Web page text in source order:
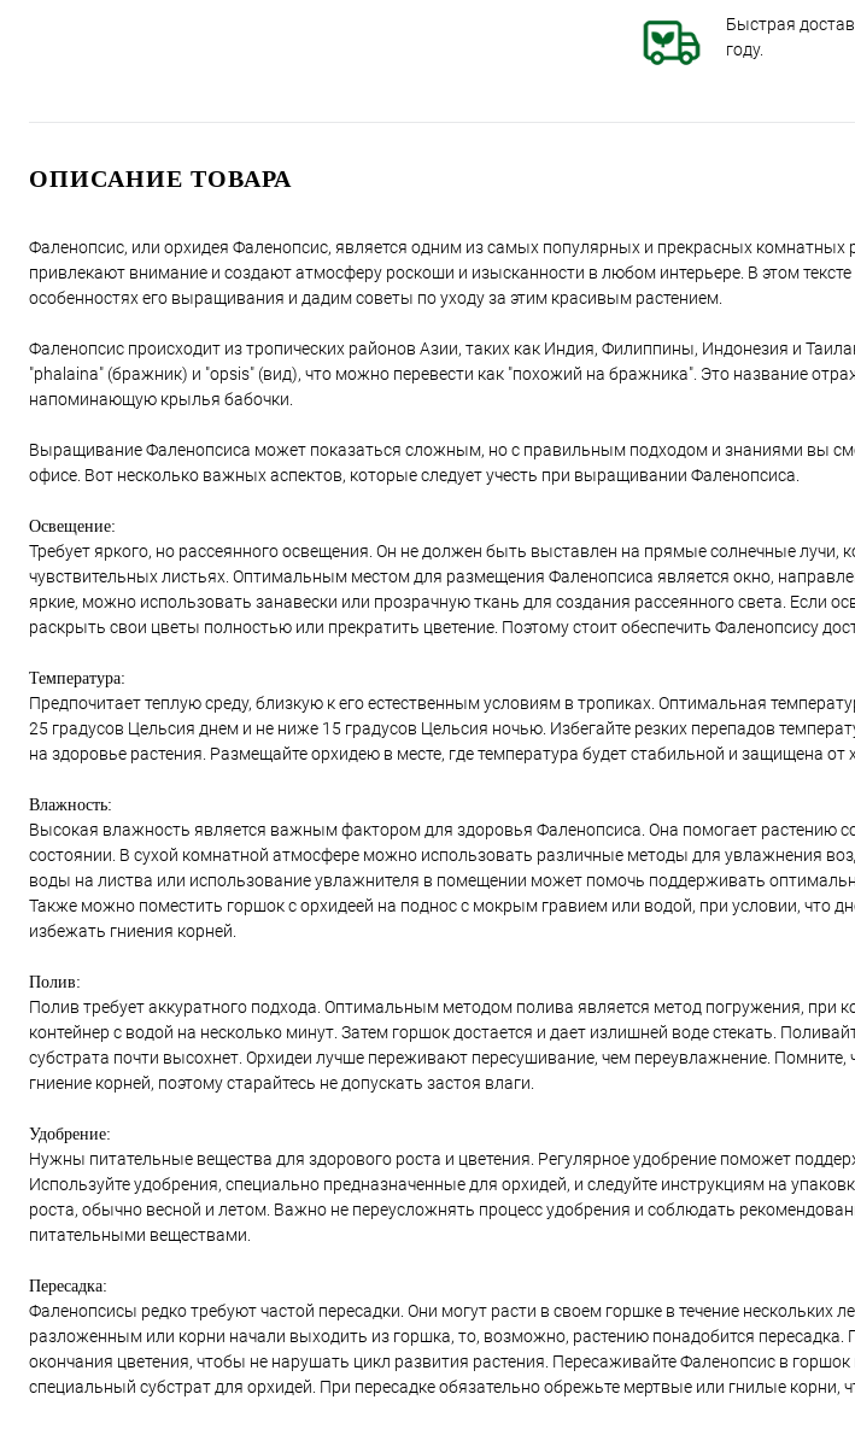
Быстрая
году.
ОПИСАНИЕ ТОВАРА
Фаленопсис, или орхидея Фаленопсис, является одним из самых популярных и прекрасных комнатных
привлекают внимание и создают атмосферу роскоши и изысканности в любом интерьере. В этом
особенностях его выращивания и дадим советы по уходу за этим красивым растением.
Фаленопсис происходит из тропических районов Азии, таких как Индия, Филиппины, Индонезия и
"phalaina" (бражник) и "opsis" (вид), что можно перевести как "похожий на бражника". Это название
напоминающую крылья бабочки.
Выращивание Фаленопсиса может показаться сложным, но с правильным подходом и знаниями вы
офисе. Вот несколько важных аспектов, которые следует учесть при выращивании Фаленопсиса.
Освещение:
Требует яркого, но рассеянного освещения. Он не должен быть выставлен на прямые солнечные лучи,
чувствительных листьях. Оптимальным местом для размещения Фаленопсиса является окно,
яркие, можно использовать занавески или прозрачную ткань для создания рассеянного света. Если
раскрыть свои цветы полностью или прекратить цветение. Поэтому стоит обеспечить Фаленопсису
Температура:
Предпочитает теплую среду, близкую к его естественным условиям в тропиках. Оптимальная
25 градусов Цельсия днем и не ниже 15 градусов Цельсия ночью. Избегайте резких перепадов
на здоровье растения. Размещайте орхидею в месте, где температура будет стабильной и защищена от
Влажность:
Высокая влажность является важным фактором для здоровья Фаленопсиса. Она помогает растению
состоянии. В сухой комнатной атмосфере можно использовать различные методы для увлажнения
воды на листва или использование увлажнителя в помещении может помочь поддерживать
Также можно поместить горшок с орхидеей на поднос с мокрым гравием или водой, при условии, что
избежать гниения корней.
Полив:
Полив требует аккуратного подхода. Оптимальным методом полива является метод погружения, при
контейнер с водой на несколько минут. Затем горшок достается и дает излишней воде стекать.
субстрата почти высохнет. Орхидеи лучше переживают пересушивание, чем переувлажнение.
гниение корней, поэтому старайтесь не допускать застоя влаги.
Удобрение:
Нужны питательные вещества для здорового роста и цветения. Регулярное удобрение поможет
Используйте удобрения, специально предназначенные для орхидей, и следуйте инструкциям на
роста, обычно весной и летом. Важно не переусложнять процесс удобрения и соблюдать
питательными веществами.
Пересадка:
Фаленопсисы редко требуют частой пересадки. Они могут расти в своем горшке в течение нескольких
разложенным или корни начали выходить из горшка, то, возможно, растению понадобится пересадка.
окончания цветения, чтобы не нарушать цикл развития растения. Пересаживайте Фаленопсис в
специальный субстрат для орхидей. При пересадке обязательно обрежьте мертвые или гнилые корни,